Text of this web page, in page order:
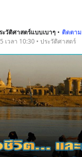
วัติศาสตร์แบบเบาๆ • ติดตาม
เวลา 10:30 • ประวัติศาสตร์